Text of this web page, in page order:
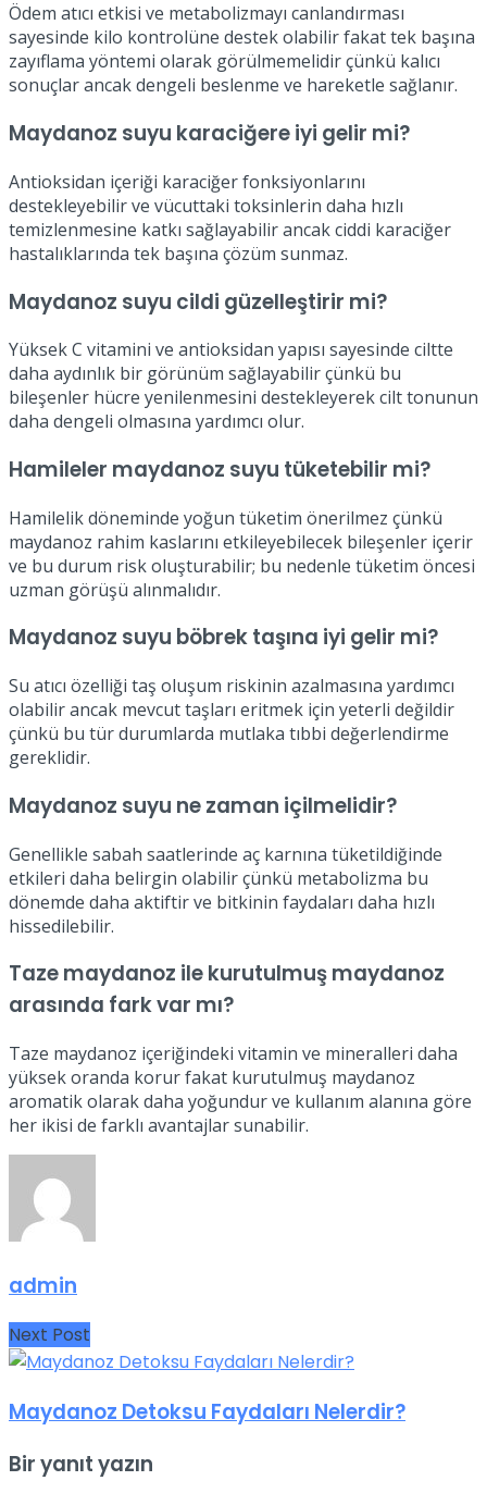
Ödem atıcı etkisi ve metabolizmayı canlandırması
sayesinde kilo kontrolüne destek olabilir fakat tek başına
zayıflama yöntemi olarak görülmemelidir çünkü kalıcı
sonuçlar ancak dengeli beslenme ve hareketle sağlanır.
Maydanoz suyu karaciğere iyi gelir mi?
Antioksidan içeriği karaciğer fonksiyonlarını
destekleyebilir ve vücuttaki toksinlerin daha hızlı
temizlenmesine katkı sağlayabilir ancak ciddi karaciğer
hastalıklarında tek başına çözüm sunmaz.
Maydanoz suyu cildi güzelleştirir mi?
Yüksek C vitamini ve antioksidan yapısı sayesinde ciltte
daha aydınlık bir görünüm sağlayabilir çünkü bu
bileşenler hücre yenilenmesini destekleyerek cilt tonunun
daha dengeli olmasına yardımcı olur.
Hamileler maydanoz suyu tüketebilir mi?
Hamilelik döneminde yoğun tüketim önerilmez çünkü
maydanoz rahim kaslarını etkileyebilecek bileşenler içerir
ve bu durum risk oluşturabilir; bu nedenle tüketim öncesi
uzman görüşü alınmalıdır.
Maydanoz suyu böbrek taşına iyi gelir mi?
Su atıcı özelliği taş oluşum riskinin azalmasına yardımcı
olabilir ancak mevcut taşları eritmek için yeterli değildir
çünkü bu tür durumlarda mutlaka tıbbi değerlendirme
gereklidir.
Maydanoz suyu ne zaman içilmelidir?
Genellikle sabah saatlerinde aç karnına tüketildiğinde
etkileri daha belirgin olabilir çünkü metabolizma bu
dönemde daha aktiftir ve bitkinin faydaları daha hızlı
hissedilebilir.
Taze maydanoz ile kurutulmuş maydanoz
arasında fark var mı?
Taze maydanoz içeriğindeki vitamin ve mineralleri daha
yüksek oranda korur fakat kurutulmuş maydanoz
aromatik olarak daha yoğundur ve kullanım alanına göre
her ikisi de farklı avantajlar sunabilir.
admin
Next Post
Maydanoz Detoksu Faydaları Nelerdir?
Bir yanıt yazın